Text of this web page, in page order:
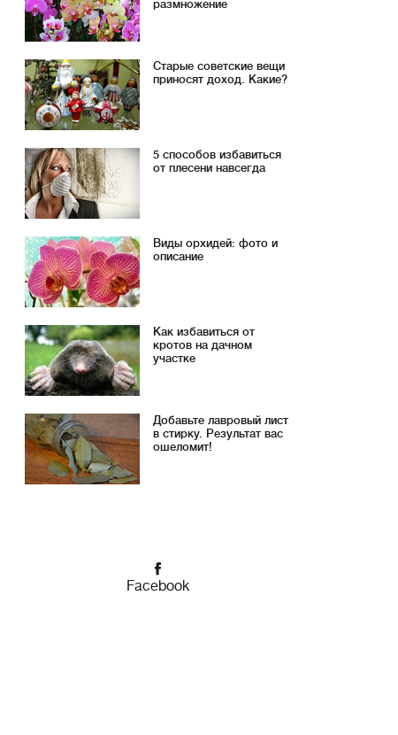
размножение
Старые советские вещи
приносят доход. Какие?
5 способов избавиться
от плесени навсегда
Виды орхидей: фото и
описание
Как избавиться от
кротов на дачном
участке
Добавьте лавровый лист
в стирку. Результат вас
ошеломит!
Facebook